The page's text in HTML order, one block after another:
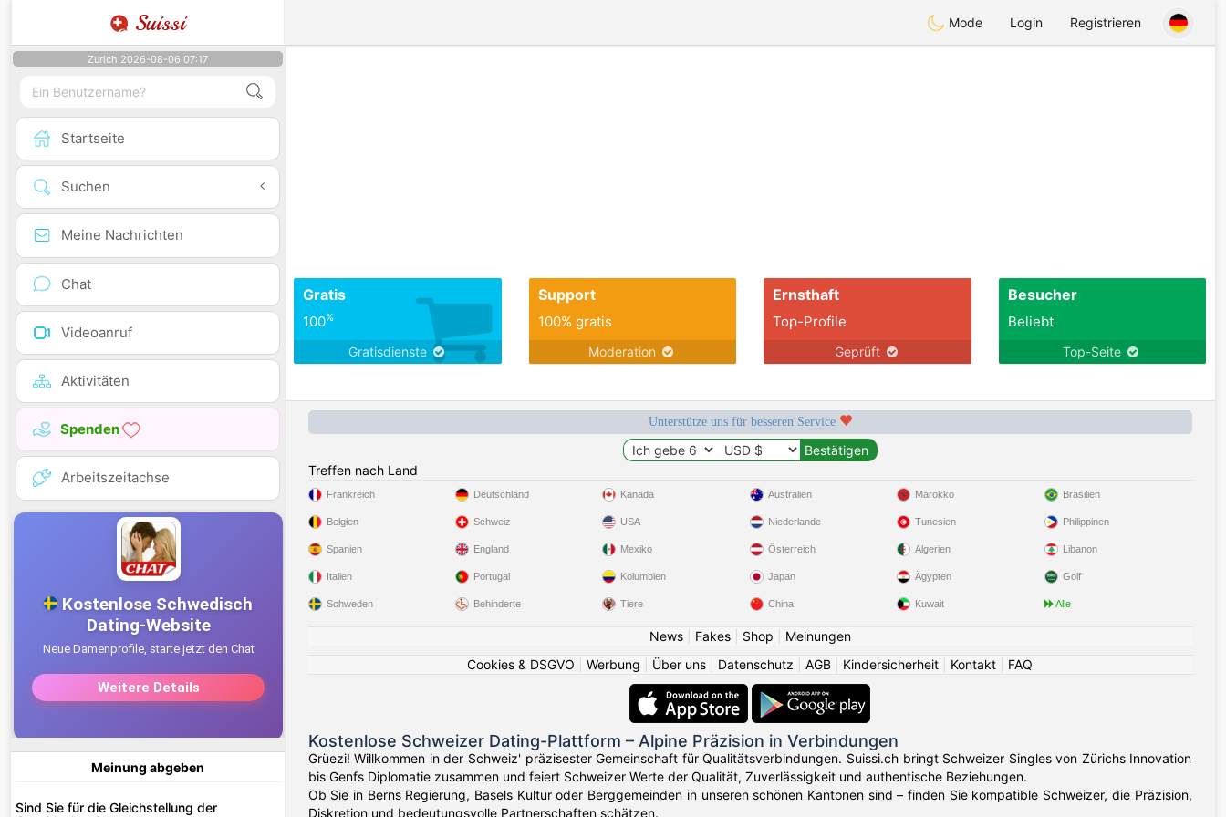
Suissi Mode Login Registrieren
Zurich 2026-08-06 07:17
Startseite
Suchen
Meine Nachrichten
Chat
Videoanruf
Aktivitäten
Spenden
Arbeitszeitachse
Meinung abgeben
Sind Sie für die Gleichstellung der
Gratis
100%
Gratisdienste
Support
100% gratis
Moderation
Ernsthaft
Top-Profile
Geprüft
Besucher
Beliebt
Top-Seite
Unterstütze uns für besseren Service
Treffen nach Land
Frankreich
Belgien
Spanien
Italien
Schweden
Deutschland
Schweiz
England
Portugal
Behinderte
Kanada
USA
Mexiko
Kolumbien
Tiere
Australien
Niederlande
Österreich
Japan
China
Marokko
Tunesien
Algerien
Ägypten
Kuwait
Brasilien
Philippinen
Libanon
Golf
Alle
News| Fakes| Shop
Meinungen
Cookies & DSGVO
Werbung Über uns Datenschutz AGB Kindersicherheit Kontakt FAQ
Kostenlose Schweizer Dating-Plattform – Alpine Präzision in Verbindungen
Grüezi! Willkommen in der Schweiz' präzisester Gemeinschaft für Qualitätsverbindungen. Suissi.ch bringt Schweizer Singles von Zürichs Innovation
bis Genfs Diplomatie zusammen und feiert Schweizer Werte der Qualität, Zuverlässigkeit und authentische Beziehungen.
Ob Sie in Berns Regierung, Basels Kultur oder Berggemeinden in unseren schönen Kantonen sind – finden Sie kompatible Schweizer, die Präzision,
Diskretion und bedeutungsvolle Partnerschaften schätzen.